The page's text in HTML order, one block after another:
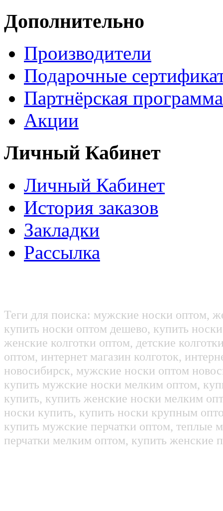
Дополнительно
Производители
Подарочные
Партнёрская программа
Акции
Личный Кабинет
Личный Кабинет
История заказов
Закладки
Рассылка
Теги для поиска: мужские носки оптом,
купить носки оптом дешево, купить
женские колготки оптом, детские
оптом, интернет магазин колготок,
новосибирск, мужские носки оптом
купить мужские носки мелким оптом,
купить, купить женские носки мелким
носки купить, купить носки крупным
купить мужские перчатки оптом, теплые
перчатки мелким оптом, купить женские